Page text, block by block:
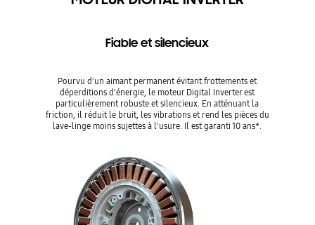
Fiable et silencieux​
Pourvu d'un aimant permanent évitant frottements et
déperditions d'énergie, le moteur Digital Inverter est
particulièrement robuste et silencieux. En atténuant la
friction, il réduit le bruit, les vibrations et rend les pièces du
lave-linge moins sujettes à l'usure. Il est garanti 10 ans*.​